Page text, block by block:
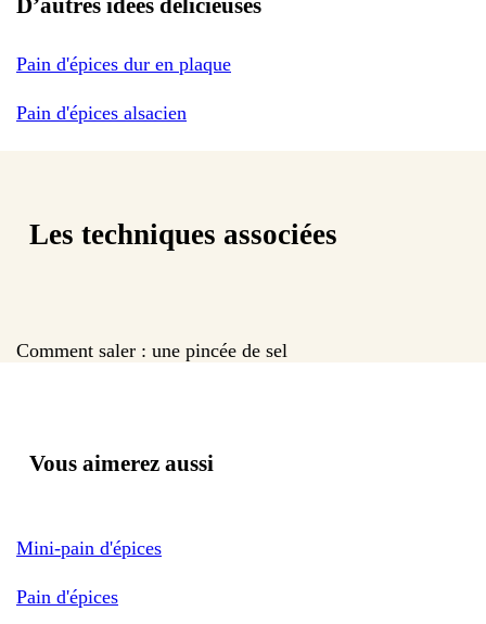
Pain d'épices dur en plaque
Pain d'épices alsacien
Les techniques associées
Comment saler : une pincée de sel
Vous aimerez aussi
Mini-pain d'épices
Pain d'épices